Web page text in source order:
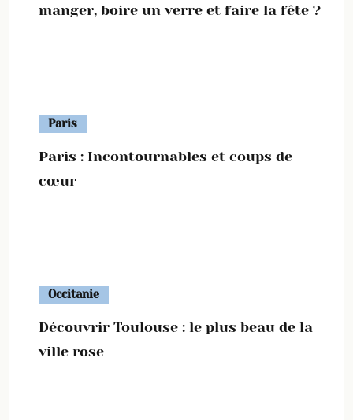
manger, boire un verre et faire la fête ?
Paris
Paris : Incontournables et coups de
cœur
Occitanie
Découvrir Toulouse : le plus beau de la
ville rose